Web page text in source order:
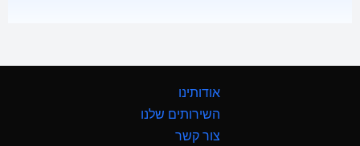
אודותינו
השירותים שלנו
צור קשר